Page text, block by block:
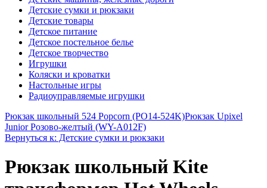
Детские сумки и рюкзаки
Детские товары
Детское питание
Детское постельное белье
Детское творчество
Игрушки
Коляски и кроватки
Настольные игры
Радиоуправляемые игрушки
Рюкзак школьный 524 Popcorn (PO14-524K)Рюкзак Upixel
Junior Розово-желтый (WY-A012F)
Вернуться к: Детские сумки и рюкзаки
Рюкзак школьный Kite